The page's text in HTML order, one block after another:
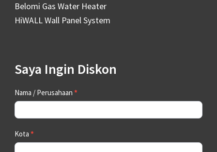
Belomi Gas Water Heater
HiWALL Wall Panel System
Saya Ingin Diskon
Contact
Us
Nama / Perusahaan *
Kota *